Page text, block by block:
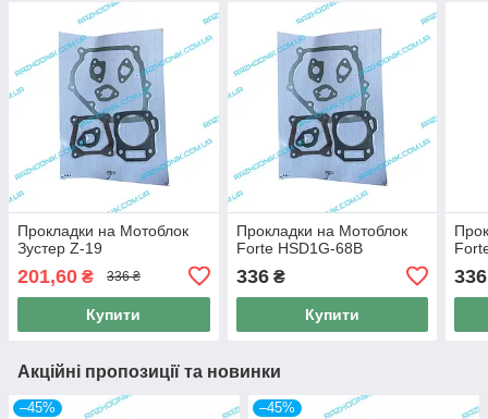
Прокладки на Мотоблок
Зустер Z-19
201,60 ₴ 336 ₴
Купити
Прокладки на Мотоблок
Forte HSD1G-68B
336₴
Купити
336
Акційні пропозиції та новинки
–45% –45%